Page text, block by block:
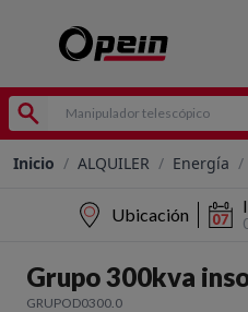
Inicio / ALQUILER / Energía /
Ubicación
Grupo 300kva
GRUPOD0300.0